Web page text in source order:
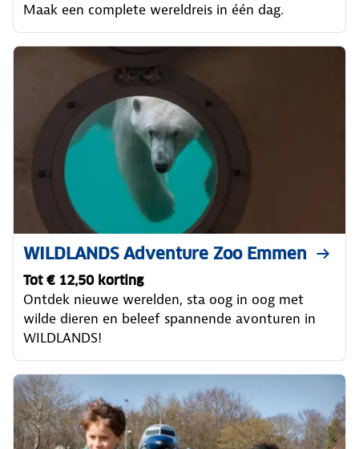
Maak een complete wereldreis in één dag.
WILDLANDS Adventure Zoo Emmen
Tot € 12,50 korting
Ontdek nieuwe werelden, sta oog in oog met
wilde dieren en beleef spannende avonturen in
WILDLANDS!